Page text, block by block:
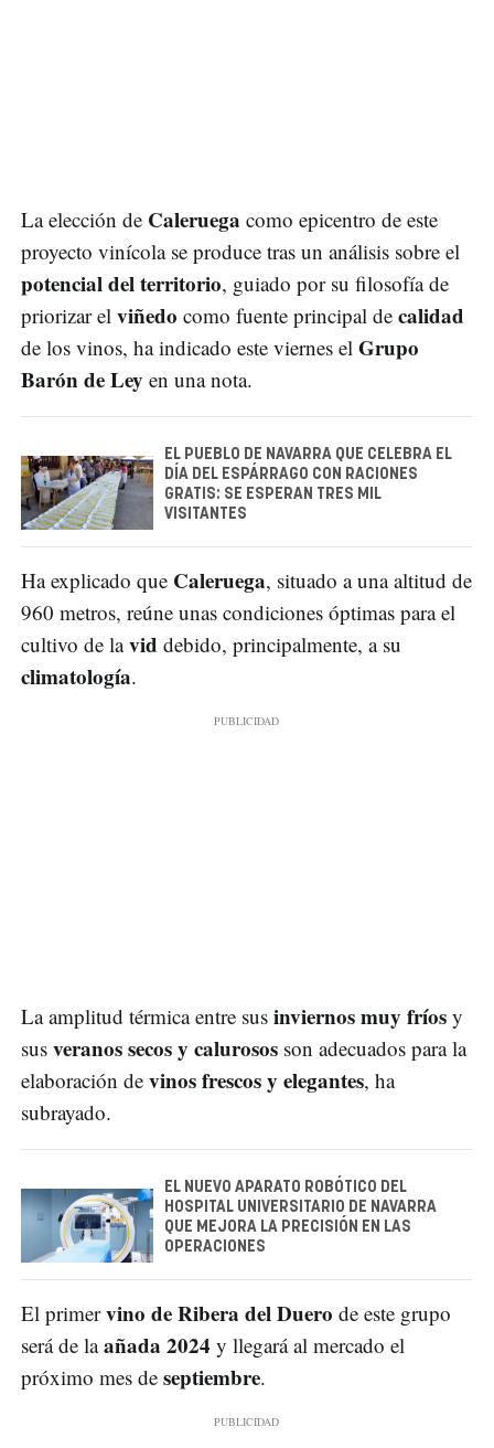
La elección de Caleruega como epicentro de este
proyecto vinícola se produce tras un análisis sobre el
potencial del territorio, guiado por su filosofía de
priorizar el viñedo como fuente principal de calidad
de los vinos, ha indicado este viernes el Grupo
Barón de Ley en una nota.
EL PUEBLO DE NAVARRA QUE CELEBRA EL
DÍA DEL ESPÁRRAGO CON RACIONES
GRATIS: SE ESPERAN TRES MIL
VISITANTES
Ha explicado que Caleruega, situado a una altitud de
960 metros, reúne unas condiciones óptimas para el
cultivo de lavid debido, principalmente, a su
climatología.
La amplitud térmica entre sus inviernos muy fríos y
sus veranos secos y calurosos son adecuados para la
elaboración de vinos frescos y elegantes, ha
subrayado.
EL NUEVO APARATO ROBÓTICO DEL
HOSPITAL UNIVERSITARIO DE NAVARRA
QUE MEJORA LA PRECISIÓN EN LAS
OPERACIONES
El primervino de Ribera del Duero de este grupo
será de laañada 2024 y llegará al mercado el
próximo mes de septiembre.